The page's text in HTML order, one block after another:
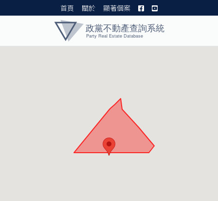
首頁 關於 顯著個案